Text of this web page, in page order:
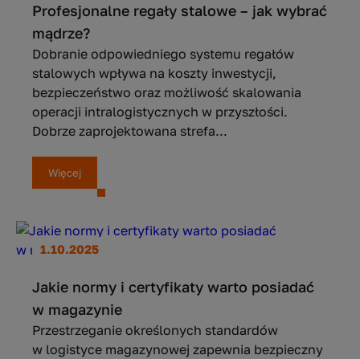
Profesjonalne regały stalowe – jak wybrać
mądrze?
Dobranie odpowiedniego systemu regałów
stalowych wpływa na koszty inwestycji,
bezpieczeństwo oraz możliwość skalowania
operacji intralogistycznych w przyszłości.
Dobrze zaprojektowana strefa...
Więcej
1.10.2025
Jakie normy i certyfikaty warto posiadać
w magazynie
Przestrzeganie określonych standardów
w logistyce magazynowej zapewnia bezpieczny